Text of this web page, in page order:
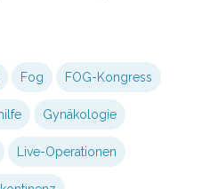
Fog FOG-Kongress
Gynäkologie
Live-Operationen